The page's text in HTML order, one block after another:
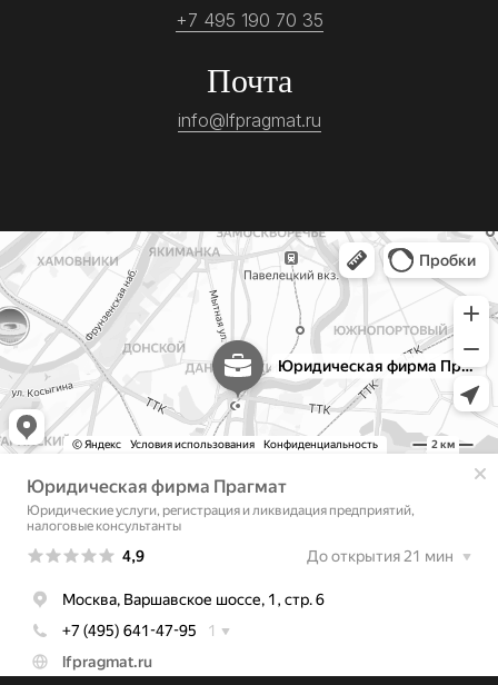
+7 495 190 70 35
Почта
info@lfpragmat.ru